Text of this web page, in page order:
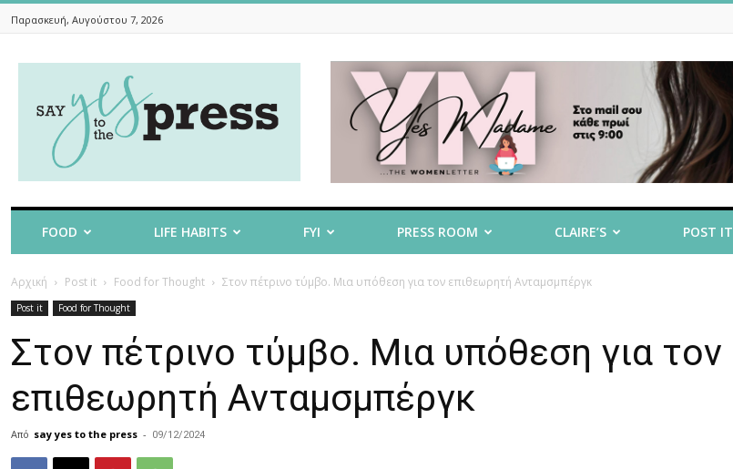
Παρασκευή, Αυγούστου 7, 2026
To
The
FOOD LIFE HABITS FYI PRESS ROOM CLAIRE’S POST IT
Αρχική Post it Food for Thought Στον πέτρινο τύμβο. Μια υπόθεση για τον επιθεωρητή Ανταμσμπέργκ
Post it Food for Thought
Στον πέτρινο τύμβο. Μια υπόθεση για τον
επιθεωρητή Ανταμσμπέργκ
Από say yes to the press - 09/12/2024